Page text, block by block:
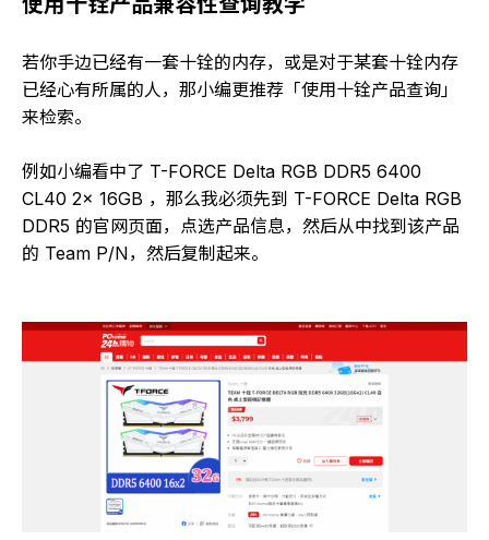
若你手边已经有一套十铨的内存，或是对于某套十铨内存
已经心有所属的人，那小编更推荐「使用十铨产品查询」
来检索。
例如小编看中了 T-FORCE Delta RGB DDR5 6400
CL40 2x 16GB ，那么我必须先到 T-FORCE Delta RGB
DDR5 的官网页面，点选产品信息，然后从中找到该产品
的 Team P/N，然后复制起来。